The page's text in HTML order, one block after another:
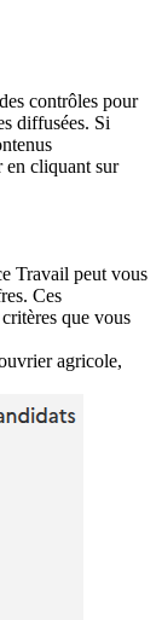
contrôles pour
diffusées. Si
en cliquant sur
Travail peut vous
Ces
que vous
agricole,